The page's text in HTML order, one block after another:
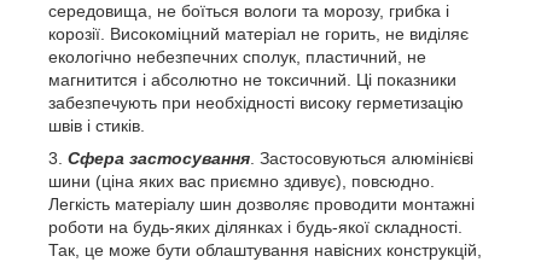
середовища, не боїться вологи та морозу, грибка і
корозії. Високоміцний матеріал не горить, не виділяє
екологічно небезпечних сполук, пластичний, не
магнитится і абсолютно не токсичний. Ці показники
забезпечують при необхідності високу герметизацію
швів і стиків.
Сфера застосування. Застосовуються алюмінієві
шини (ціна яких вас приємно здивує), повсюдно.
Легкість матеріалу шин дозволяє проводити монтажні
роботи на будь-яких ділянках і будь-якої складності.
Так, це може бути облаштування навісних конструкцій,